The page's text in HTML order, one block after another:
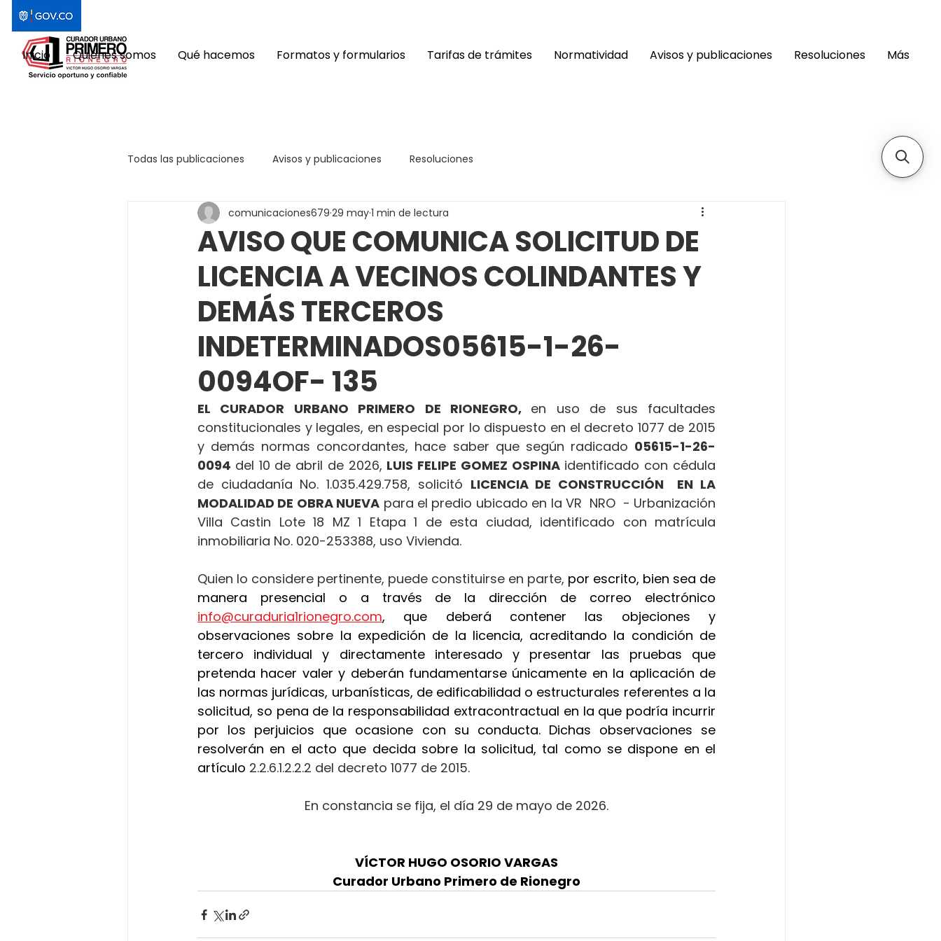
Inicio Quiénes somos Qué hacemos Formatos y formularios Tarifas de trámites Normatividad Avisos y publicaciones Resoluciones Más
Todas las publicaciones Avisos y publicaciones Resoluciones
AVISO QUE COMUNICA SOLICITUD DE
LICENCIA A VECINOS COLINDANTES Y
DEMÁS TERCEROS
INDETERMINADOS05615-1-26-
0094OF- 135
comunicaciones679 29 may1 min de lectura
EL CURADOR URBANO PRIMERO DE RIONEGRO, en uso de sus facultades
constitucionales y legales, en especial por lo dispuesto en el decreto 1077 de 2015
y demás normas concordantes, hace saber que según radicado 05615-1-26-
0094 del 10 de abril de 2026, LUIS FELIPE GOMEZ OSPINA identificado con cédula
de ciudadanía No. 1.035.429.758, solicitó LICENCIA DE CONSTRUCCIÓN  EN LA
MODALIDAD DE OBRA NUEVA para el predio ubicado en la VR  NRO  - Urbanización
Villa Castin Lote 18 MZ 1 Etapa 1 de esta ciudad, identificado con matrícula
inmobiliaria No. 020-253388, uso Vivienda.
Quien lo considere pertinente, puede constituirse en parte, por escrito, bien sea de
info@curaduria1rionegro.com, que deberá contener las objeciones y
observaciones sobre la expedición de la licencia, acreditando la condición de
tercero individual y directamente interesado y presentar las pruebas que
pretenda hacer valer y deberán fundamentarse únicamente en la aplicación de
las normas jurídicas, urbanísticas, de edificabilidad o estructurales referentes a la
solicitud, so pena de la responsabilidad extracontractual en la que podría incurrir
por los perjuicios que ocasione con su conducta. Dichas observaciones se
resolverán en el acto que decida sobre la solicitud, tal como se dispone en el
artículo 2.2.6.1.2.2.2 del decreto 1077 de 2015.
En constancia se fija, el día 29 de mayo de 2026.
VÍCTOR HUGO OSORIO VARGAS
Curador Urbano Primero de Rionegro